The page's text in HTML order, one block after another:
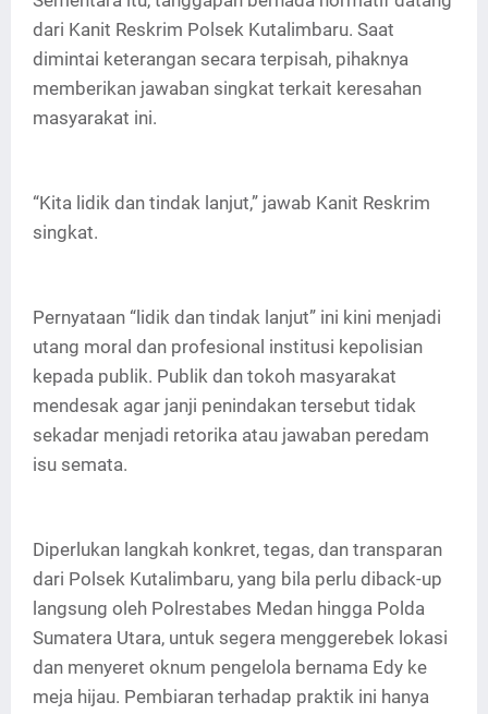
dari Kanit Reskrim Polsek Kutalimbaru. Saat
dimintai keterangan secara terpisah, pihaknya
memberikan jawaban singkat terkait keresahan
masyarakat ini.
“Kita lidik dan tindak lanjut,” jawab Kanit Reskrim
singkat.
Pernyataan “lidik dan tindak lanjut” ini kini menjadi
utang moral dan profesional institusi kepolisian
kepada publik. Publik dan tokoh masyarakat
mendesak agar janji penindakan tersebut tidak
sekadar menjadi retorika atau jawaban peredam
isu semata.
Diperlukan langkah konkret, tegas, dan transparan
dari Polsek Kutalimbaru, yang bila perlu diback-up
langsung oleh Polrestabes Medan hingga Polda
Sumatera Utara, untuk segera menggerebek lokasi
dan menyeret oknum pengelola bernama Edy ke
meja hijau. Pembiaran terhadap praktik ini hanya